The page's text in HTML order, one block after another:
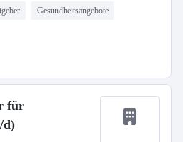
Gesundheitsangebote
für
d)